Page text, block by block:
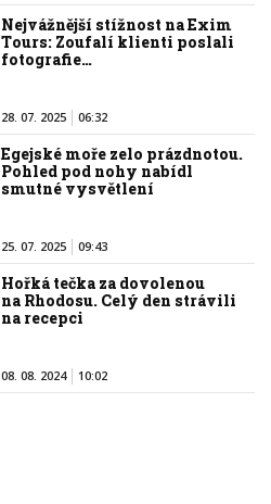
Nejvážnější stížnost na Exim
Tours: Zoufalí klienti poslali
fotografie…
28. 07. 2025 06:32
Egejské moře zelo prázdnotou.
Pohled pod nohy nabídl
smutné vysvětlení
25. 07. 2025 09:43
Hořká tečka za dovolenou
na Rhodosu. Celý den strávili
na recepci
08. 08. 2024 10:02